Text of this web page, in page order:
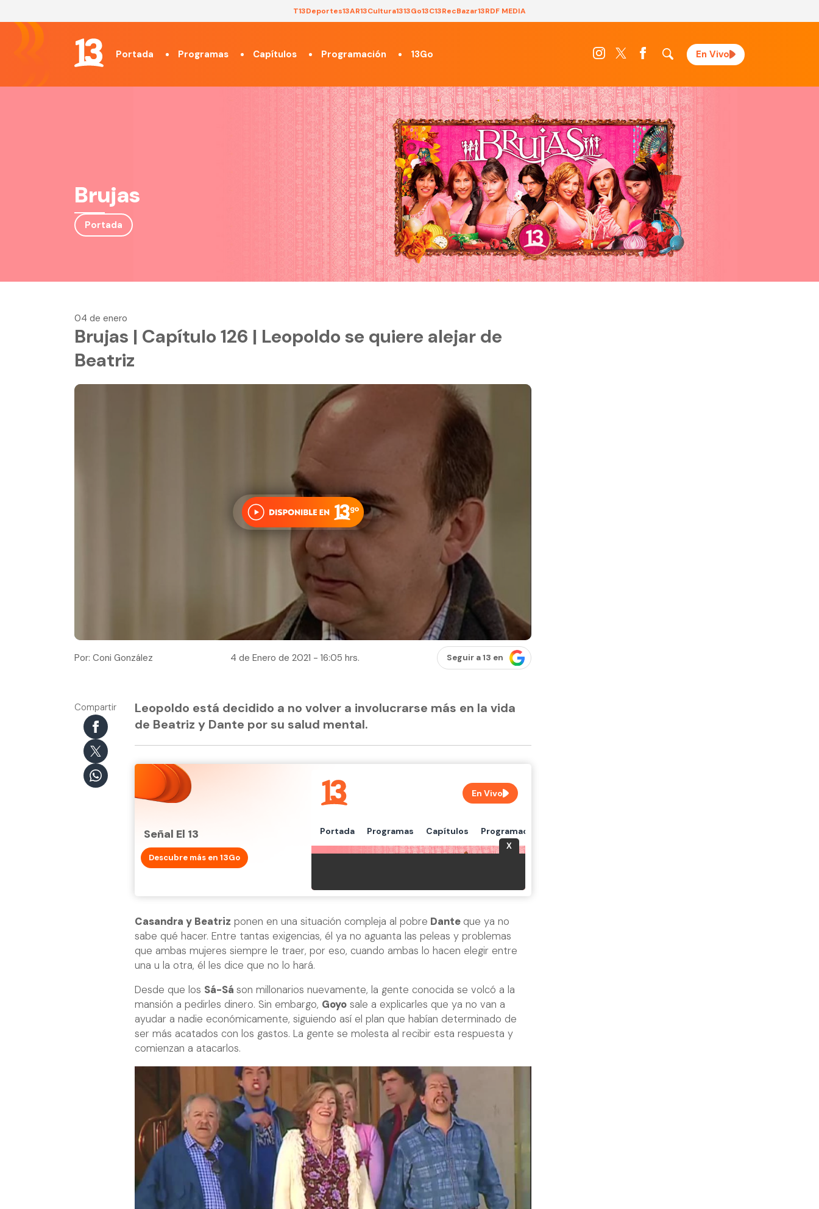
T13Deportes13AR13Cultura1313Go13C13RecBazar13RDF MEDIA
Portada Programas Capítulos Programación 13Go En Vivo
Brujas
Portada
04 de enero
Brujas | Capítulo 126 | Leopoldo se quiere alejar de
Beatriz
Por: Coni González 4 de Enero de 2021 - 16:05 hrs. Seguir a 13 en
Compartir
Leopoldo está decidido a no volver a involucrarse más en la vida
de Beatriz y Dante por su salud mental.
Señal El 13
Descubre más en 13Go
Casandra y Beatriz ponen en una situación compleja al pobre Danteque ya no
sabe qué hacer. Entre tantas exigencias, él ya no aguanta las peleas y problemas
que ambas mujeres siempre le traer, por eso, cuando ambas lo hacen elegir entre
una u la otra, él les dice que no lo hará.
Desde que los Sá-Sá son millonarios nuevamente, la gente conocida se volcó a la
mansión a pedirles dinero. Sin embargo, Goyo sale a explicarles que ya no van a
ayudar a nadie económicamente, siguiendo así el plan que habían determinado de
ser más acatados con los gastos. La gente se molesta al recibir esta respuesta y
comienzan a atacarlos.